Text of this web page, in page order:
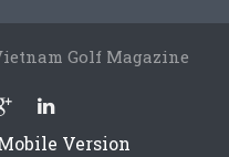
Golf Magazine
Version